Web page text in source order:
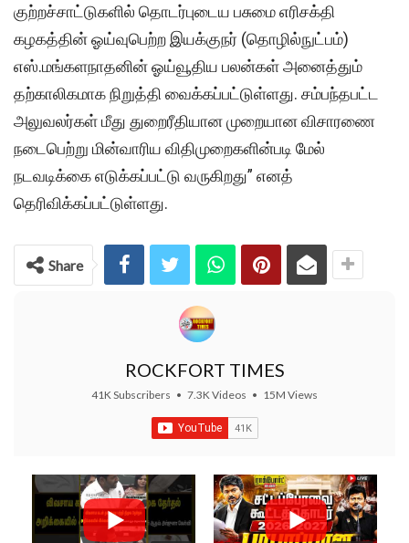
குற்றச்சாட்டுகளில் தொடர்புடைய பசுமை எரிசக்தி
கழகத்தின் ஓய்வுபெற்ற இயக்குநர் (தொழில்நுட்பம்)
எஸ்.மங்களநாதனின் ஓய்வூதிய பலன்கள் அனைத்தும்
தற்காலிகமாக நிறுத்தி வைக்கப்பட்டுள்ளது. சம்பந்தபட்ட
அலுவலர்கள் மீது துறைரீதியான முறையான விசாரணை
நடைபெற்று மின்வாரிய விதிமுறைகளின்படி மேல்
நடவடிக்கை எடுக்கப்பட்டு வருகிறது” எனத்
தெரிவிக்கப்பட்டுள்ளது.
Share
ROCKFORT TIMES
41K Subscribers • 7.3K Videos • 15M Views